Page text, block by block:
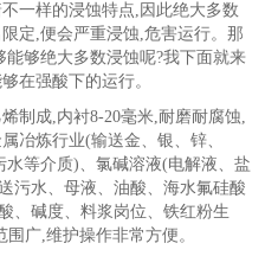
一样的浸蚀特点,因此绝大多数
定,便会严重浸蚀,危害运行。那
能够绝大多数浸蚀呢?我下面就来
在强酸下的运行。
制成,内衬8-20毫米,耐磨耐腐蚀,
冶炼行业(输送金、银、锌、
等介质)、氯碱溶液(电解液、盐
污水、母液、油酸、海水氟硅酸
、碱度、料浆岗位、铁红粉生
广,维护操作非常方便。